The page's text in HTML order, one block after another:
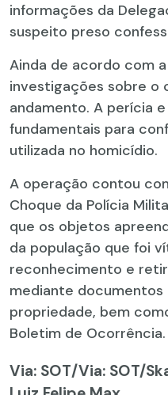
informações da
suspeito preso
Ainda de acordo com
investigações sobre o
andamento. A perícia
fundamentais para
utilizada no homicídio.
A operação contou
Choque da Polícia
que os objetos
da população que foi
reconhecimento e
mediante
propriedade, bem
Boletim de Ocorrência.
Via: SOT/Via: SOT/